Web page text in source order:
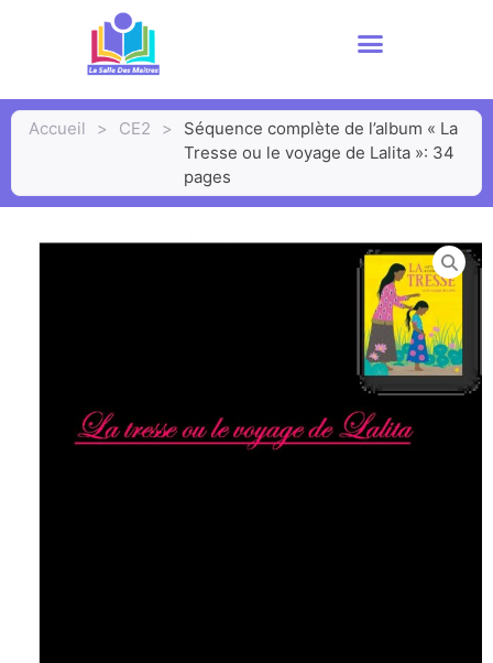
Accueil > CE2 >
Séquence complète de l’album « La
Tresse ou le voyage de Lalita »: 34
pages